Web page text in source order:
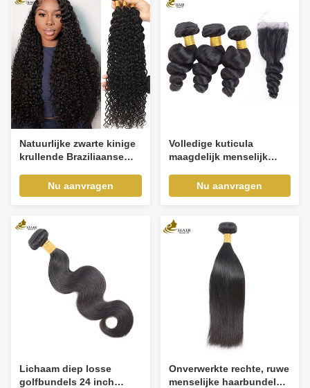
Natuurlijke zwarte kinige
krullende Braziliaanse
Haarverlengingen Weft
Nu aanvragen
Volledige kuticula
maagdelijk menselijk
golfbundels
Nu aanvragen
Lichaam diep losse
golfbundels 24 inch
Onverwerkte rechte, ruwe
menselijke haarbundels